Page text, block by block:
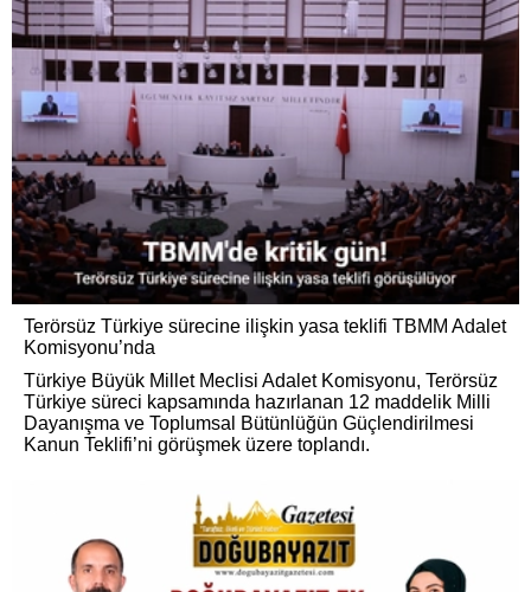
Terörsüz Türkiye sürecine ilişkin yasa teklifi TBMM Adalet
Komisyonu’nda
Türkiye Büyük Millet Meclisi Adalet Komisyonu, Terörsüz
Türkiye süreci kapsamında hazırlanan 12 maddelik Milli
Dayanışma ve Toplumsal Bütünlüğün Güçlendirilmesi
Kanun Teklifi’ni görüşmek üzere toplandı.